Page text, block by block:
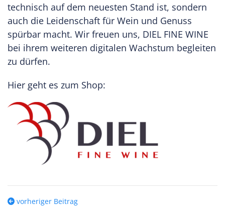
technisch auf dem neuesten Stand ist, sondern
auch die Leidenschaft für Wein und Genuss
spürbar macht. Wir freuen uns, DIEL FINE WINE
bei ihrem weiteren digitalen Wachstum begleiten
zu dürfen.
Hier geht es zum Shop:
vorheriger Beitrag